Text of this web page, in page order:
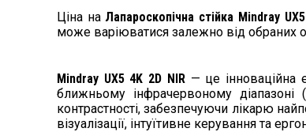
Ціна на Лапароскопічна стійка Mindray
може варіюватися залежно від обраних
Mindray UX5 4K 2D NIR— це інноваційна
ближньому інфрачервоному
контрастності, забезпечуючи лікарю
візуалізації, інтуїтивне керування та